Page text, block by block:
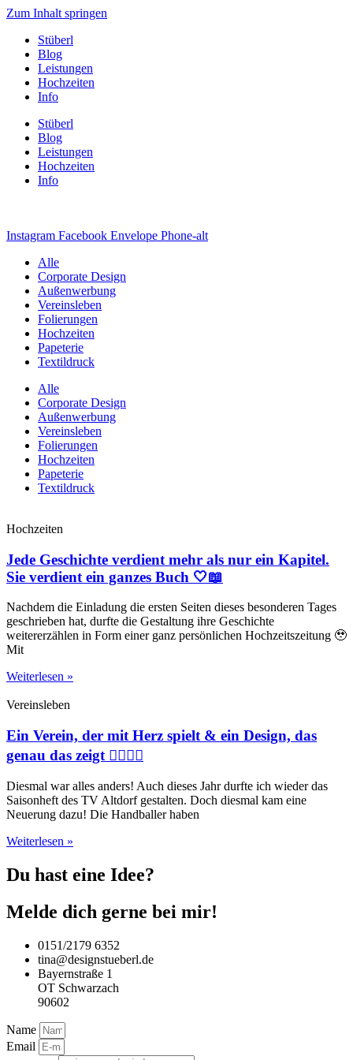
Zum Inhalt springen
Stüberl
Blog
Leistungen
Hochzeiten
Info
Stüberl
Blog
Leistungen
Hochzeiten
Info
Instagram Facebook Envelope Phone-alt
Alle
Corporate Design
Außenwerbung
Vereinsleben
Folierungen
Hochzeiten
Papeterie
Textildruck
Alle
Corporate Design
Außenwerbung
Vereinsleben
Folierungen
Hochzeiten
Papeterie
Textildruck
Hochzeiten
Jede Geschichte verdient mehr als nur ein Kapitel.
Sie verdient ein ganzes Buch 🤍📖
Nachdem die Einladung die ersten Seiten dieses besonderen Tages
geschrieben hat, durfte die Gestaltung ihre Geschichte
weitererzählen in Form einer ganz persönlichen Hochzeitszeitung 🥹
Mit
Weiterlesen »
Vereinsleben
Ein Verein, der mit Herz spielt & ein Design, das
genau das zeigt 🤾‍♂️❤️‍🔥
Diesmal war alles anders! Auch dieses Jahr durfte ich wieder das
Saisonheft des TV Altdorf gestalten. Doch diesmal kam eine
Neuerung dazu! Die Handballer haben
Weiterlesen »
Du hast eine Idee?
Melde dich gerne bei mir!
0151/2179 6352
tina@designstueberl.de
Bayernstraße 1
OT Schwarzach
90602
Name
Email